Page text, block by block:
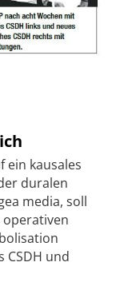
ein kausales
duralen
media, soll
operativen
CSDH und